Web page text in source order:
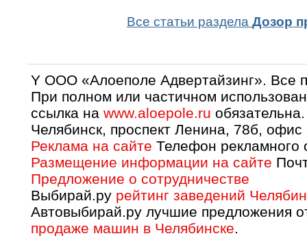
Все статьи раздела Дозор
Y OOO «Алоеполе Адвертайзинг».
При полном или частичном
ссылка на www.aloepole.ru обязательна.
Челябинск, проспект Ленина, 78б, офис
Реклама на сайте Телефон рекламного
Размещение информации на сайте
Предложение о сотрудничестве
Выбирай.ру рейтинг заведений
Автовыбирай.ру лучшие предложения
продаже машин в Челябинске.